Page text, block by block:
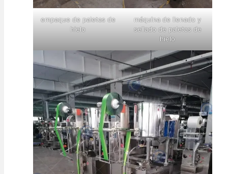
empaque de paletas de
hielo
máquina de llenado y
sellado de paletas de
hielo